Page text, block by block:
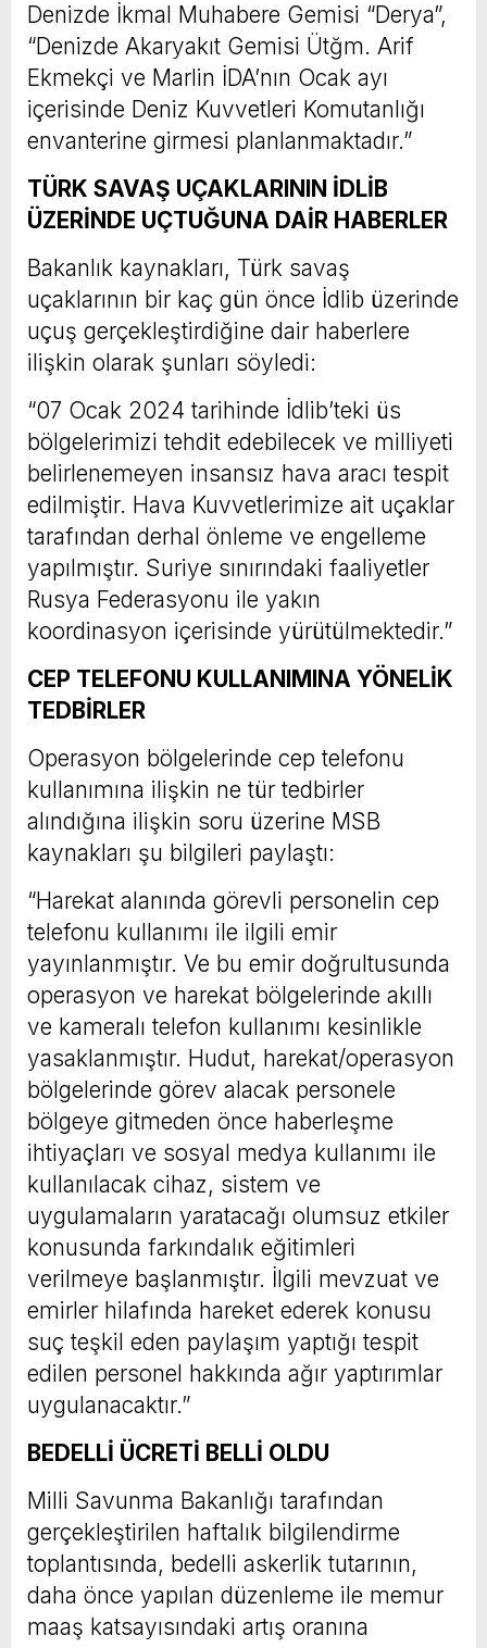
Denizde İkmal Muhabere Gemisi “Derya”,
“Denizde Akaryakıt Gemisi Ütğm. Arif
Ekmekçi ve Marlin İDA’nın Ocak ayı
içerisinde Deniz Kuvvetleri Komutanlığı
envanterine girmesi planlanmaktadır.”
TÜRK SAVAŞ UÇAKLARININ İDLİB
ÜZERİNDE UÇTUĞUNA DAİR HABERLER
Bakanlık kaynakları, Türk savaş
uçaklarının bir kaç gün önce İdlib üzerinde
uçuş gerçekleştirdiğine dair haberlere
ilişkin olarak şunları söyledi:
“07 Ocak 2024 tarihinde İdlib’teki üs
bölgelerimizi tehdit edebilecek ve milliyeti
belirlenemeyen insansız hava aracı tespit
edilmiştir. Hava Kuvvetlerimize ait uçaklar
tarafından derhal önleme ve engelleme
yapılmıştır. Suriye sınırındaki faaliyetler
Rusya Federasyonu ile yakın
koordinasyon içerisinde yürütülmektedir.”
CEP TELEFONU KULLANIMINA YÖNELİK
TEDBİRLER
Operasyon bölgelerinde cep telefonu
kullanımına ilişkin ne tür tedbirler
alındığına ilişkin soru üzerine MSB
kaynakları şu bilgileri paylaştı:
“Harekat alanında görevli personelin cep
telefonu kullanımı ile ilgili emir
yayınlanmıştır. Ve bu emir doğrultusunda
operasyon ve harekat bölgelerinde akıllı
ve kameralı telefon kullanımı kesinlikle
yasaklanmıştır. Hudut, harekat/operasyon
bölgelerinde görev alacak personele
bölgeye gitmeden önce haberleşme
ihtiyaçları ve sosyal medya kullanımı ile
kullanılacak cihaz, sistem ve
uygulamaların yaratacağı olumsuz etkiler
konusunda farkındalık eğitimleri
verilmeye başlanmıştır. İlgili mevzuat ve
emirler hilafında hareket ederek konusu
suç teşkil eden paylaşım yaptığı tespit
edilen personel hakkında ağır yaptırımlar
uygulanacaktır.”
BEDELLİ ÜCRETİ BELLİ OLDU
Milli Savunma Bakanlığı tarafından
gerçekleştirilen haftalık bilgilendirme
toplantısında, bedelli askerlik tutarının,
daha önce yapılan düzenleme ile memur
maaş katsayısındaki artış oranına